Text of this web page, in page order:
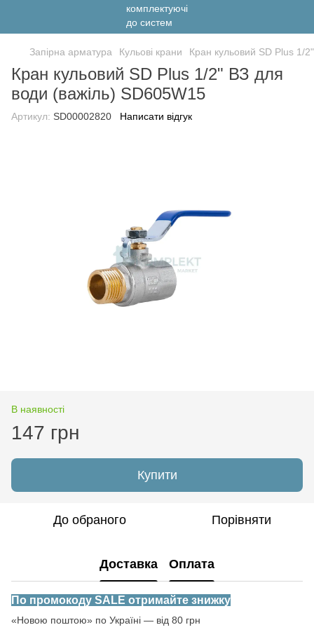
Запірна арматура Кульові крани Кран кульовий SD Plus 1/
Кран кульовий SD Plus 1/2" ВЗ для
води (важіль) SD605W15
Артикул: SD00002820 Написати відгук
В наявності
147 грн
Купити
До обраного Порівняти
Доставка Оплата
По промокоду SALE отримайте знижку
«Новою поштою» по Україні — від 80 грн